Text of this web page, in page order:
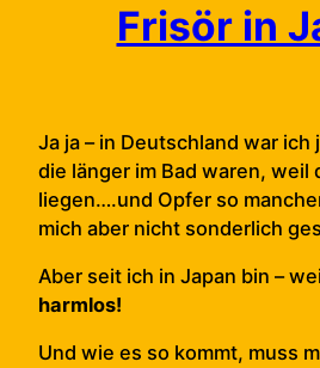
Frisör in
Ja ja – in Deutschland war ich
die länger im Bad waren, weil
liegen….und Opfer so
mich aber nicht sonderlich
Aber seit ich in Japan bin –
harmlos!
Und wie es so kommt, muss